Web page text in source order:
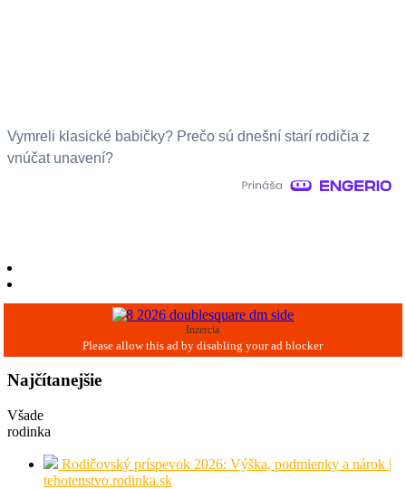
Vymreli klasické babičky? Prečo sú dnešní starí rodičia z
vnúčat unavení?
Inzercia
Najčítanejšie
Všade
rodinka
Rodičovský príspevok 2026: Výška, podmienky a nárok |
tehotenstvo.rodinka.sk